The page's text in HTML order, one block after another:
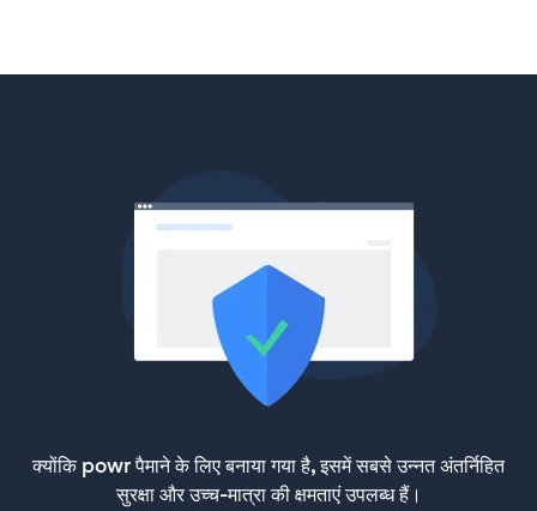
क्योंकि powr पैमाने के लिए बनाया गया है, इसमें सबसे उन्नत अंतर्निहित
सुरक्षा और उच्च-मात्रा की क्षमताएं उपलब्ध हैं।